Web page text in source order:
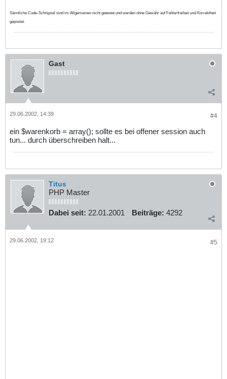
Sämtliche Code-Schnipsel sind im Allgemeinen nicht getestet und werden ohne Gewähr auf Fehlerfreiheit und Korrektheit
gepostet.
Gast
#4
29.06.2002, 14:39
ein $warenkorb = array(); sollte es bei offener session auch
tun... durch überschreiben halt...
Titus
PHP Master
Dabei seit: 22.01.2001 Beiträge: 4292
#5
29.06.2002, 19:12